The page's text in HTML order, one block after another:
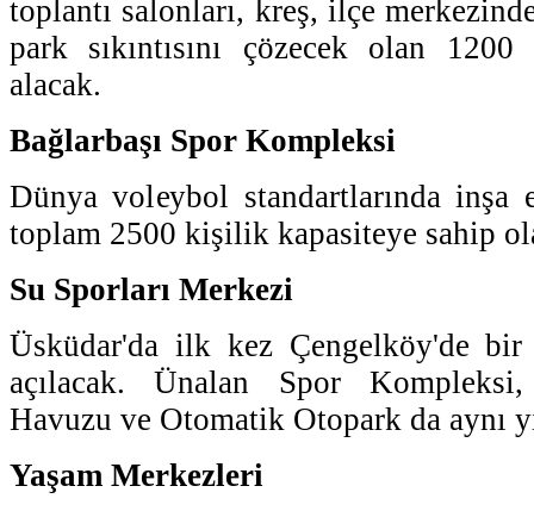
toplantı salonları, kreş, ilçe
park sıkıntısını çözecek olan
alacak.
Bağlarbaşı Spor Kompleksi
Dünya voleybol standartlarında inşa
toplam 2500 kişilik kapasiteye sahip
Su Sporları Merkezi
Üsküdar'da ilk kez Çengelköy'de bir
açılacak. Ünalan Spor
Havuzu ve Otomatik Otopark da aynı
Yaşam Merkezleri